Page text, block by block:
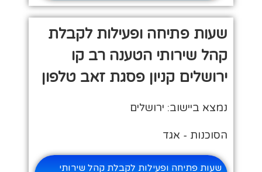
שעות פתיחה ופעילות לקבלת
קהל שירותי הטענה רב קו
ירושלים קניון פסגת זאב טלפון
נמצא ביישוב: ירושלים
הסוכנות - אגד
שעות פתיחה ופעילות לקבלת קהל שירותי